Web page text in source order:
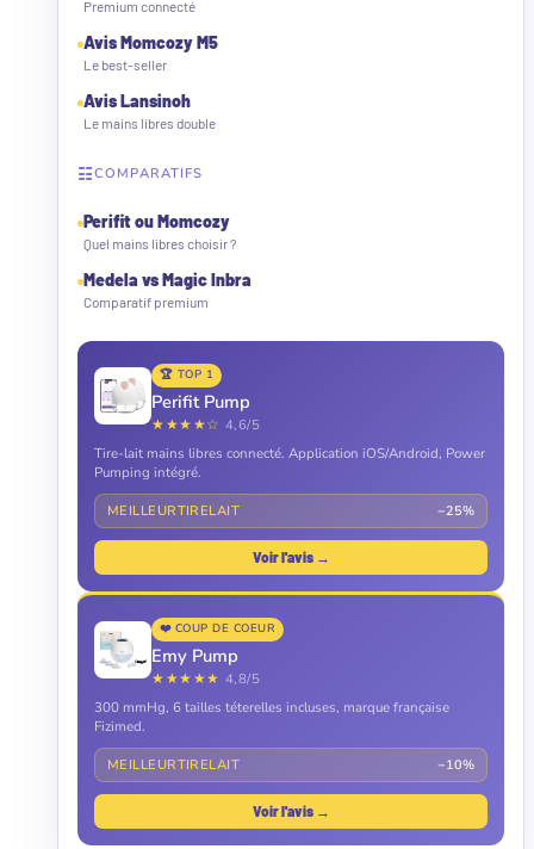
Premium connecté
Avis Momcozy M5
Le best-seller
Avis Lansinoh
Le mains libres double
☷COMPARATIFS
Perifit ou Momcozy
Quel mains libres choisir ?
Medela vs Magic Inbra
Comparatif premium
🏆 TOP 1
Perifit Pump
★★★★☆ 4,6/5
Tire-lait mains libres connecté. Application iOS/Android, Power
Pumping intégré.
MEILLEURTIRELAIT −25%
Voir l'avis →
❤️ COUP DE COEUR
Emy Pump
★★★★★ 4,8/5
300 mmHg, 6 tailles téterelles incluses, marque française
Fizimed.
MEILLEURTIRELAIT −10%
Voir l'avis →